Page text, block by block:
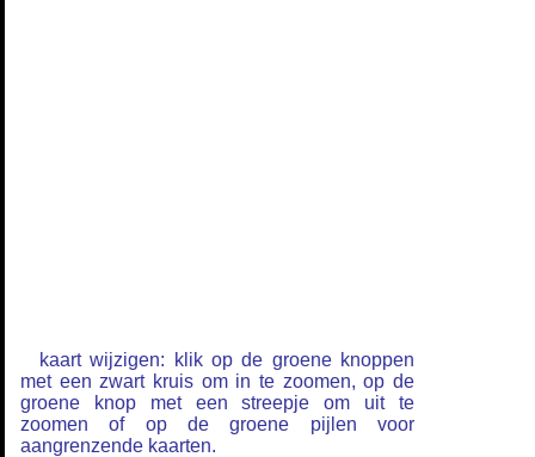
kaart wijzigen: klik op de groene knoppen
met een zwart kruis om in te zoomen, op de
groene knop met een streepje om uit te
zoomen of op de groene pijlen voor
aangrenzende kaarten.